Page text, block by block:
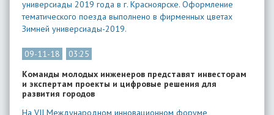
универсиады 2019 года в г. Красноярске. Оформление
тематического поезда выполнено в фирменных цветах
Зимней универсиады-2019.
09-11-18
03:25
Команды молодых инженеров представят инвесторам
и экспертам проекты и цифровые решения для
развития городов
На VII Международном инновационном форуме